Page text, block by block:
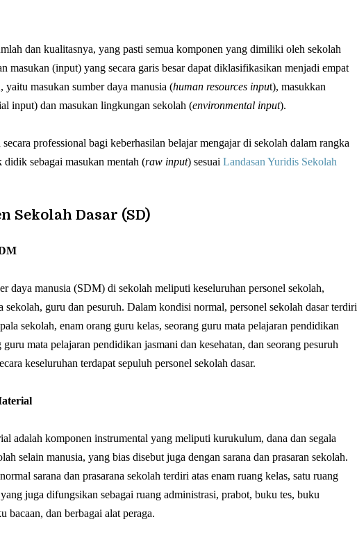
dan kualitasnya, yang pasti semua komponen yang dimiliki oleh sekolah
masukan (input) yang secara garis besar dapat diklasifikasikan menjadi empat
yaitu masukan sumber daya manusia (human resources input), masukkan
input) dan masukan lingkungan sekolah (environmental input).
professional bagi keberhasilan belajar mengajar di sekolah dalam rangka
didik sebagai masukan mentah (raw input) sesuai Landasan Yuridis Sekolah
Sekolah Dasar (SD)
daya manusia (SDM) di sekolah meliputi keseluruhan personel sekolah,
sekolah, guru dan pesuruh. Dalam kondisi normal, personel sekolah dasar terdiri
sekolah, enam orang guru kelas, seorang guru mata pelajaran pendidikan
guru mata pelajaran pendidikan jasmani dan kesehatan, dan seorang pesuruh
keseluruhan terdapat sepuluh personel sekolah dasar.
adalah komponen instrumental yang meliputi kurukulum, dana dan segala
selain manusia, yang bias disebut juga dengan sarana dan prasaran sekolah.
sarana dan prasarana sekolah terdiri atas enam ruang kelas, satu ruang
juga difungsikan sebagai ruang administrasi, prabot, buku tes, buku
bacaan, dan berbagai alat peraga.